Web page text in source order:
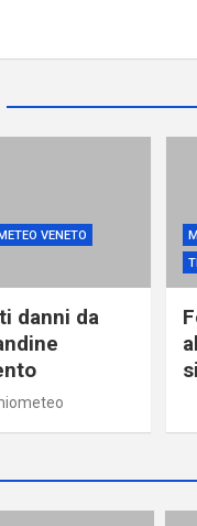
METEO VENETO
danni da